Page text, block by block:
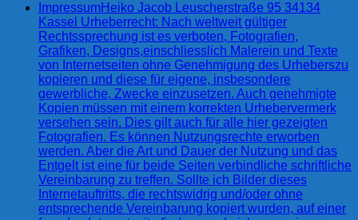
ImpressumHeiko Jacob Leuscherstraße 95 34134
Kassel Urheberrecht: Nach weltweit gültiger
Rechtssprechung ist es verboten, Fotografien,
Grafiken, Designs,einschliesslich Malerein und Texte
von Internetseiten ohne Genehmigung des Urheberszu
kopieren und diese für eigene, insbesondere
gewerbliche, Zwecke einzusetzen. Auch genehmigte
Kopien müssen mit einem korrekten Urhebervermerk
versehen sein. Dies gilt auch für alle hier gezeigten
Fotografien. Es können Nutzungsrechte erworben
werden. Aber die Art und Dauer der Nutzung und das
Entgelt ist eine für beide Seiten verbindliche schriftliche
Vereinbarung zu treffen. Sollte ich Bilder dieses
Internetauftritts, die rechtswidrig und/oder ohne
entsprechende Vereinbarung kopiert wurden, auf einer